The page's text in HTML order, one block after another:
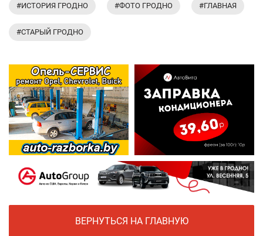
#ИСТОРИЯ ГРОДНО #ФОТО ГРОДНО #ГЛАВНАЯ
#СТАРЫЙ ГРОДНО
ВЕРНУТЬСЯ НА ГЛАВНУЮ